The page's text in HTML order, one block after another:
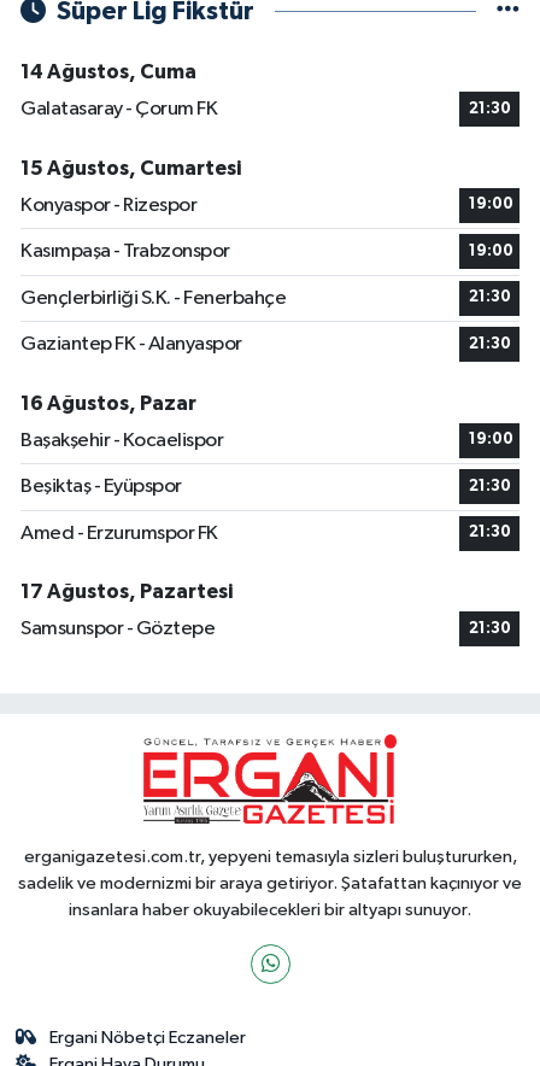
Süper Lig Fikstür
14 Ağustos, Cuma
Galatasaray - Çorum FK
21:30
15 Ağustos, Cumartesi
Konyaspor - Rizespor
19:00
Kasımpaşa - Trabzonspor 19:00
Gençlerbirliği S.K. - Fenerbahçe 21:30
Gaziantep FK - Alanyaspor 21:30
16 Ağustos, Pazar
Başakşehir - Kocaelispor
19:00
Beşiktaş - Eyüpspor 21:30
Amed - Erzurumspor FK 21:30
17 Ağustos, Pazartesi
Samsunspor - Göztepe
21:30
erganigazetesi.com.tr, yepyeni temasıyla sizleri buluştururken,
sadelik ve modernizmi bir araya getiriyor. Şatafattan kaçınıyor ve
insanlara haber okuyabilecekleri bir altyapı sunuyor.
Ergani Nöbetçi Eczaneler